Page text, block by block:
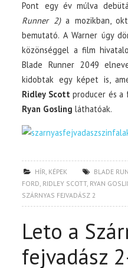
Pont egy év múlva
Runner 2)a mozikban,
bemutató. A Warner úgy
közönséggel a film
Blade Runner 2049
kidobtak egy képet is,
Ridley Scottproducer és a
Ryan Gosling láthatóak.
HÍR, KÉPEK BLADE
FORD, RIDLEY SCOTT, RYAN
SZÁRNYAS FEJVADÁSZ 2
Leto a
fejvadász